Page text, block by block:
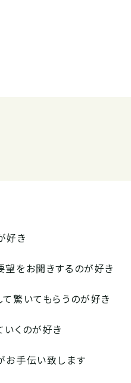
好き
望をお聞きするのが好き
驚いてもらうのが好き
くのが好き
お手伝い致します